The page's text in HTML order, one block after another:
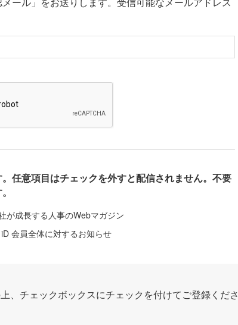
任意項目はチェックを外すと配信されません。不要
が成長する人事のWebマガジン
会員全体に対するお知らせ
、チェックボックスにチェックを付けてご登録くださ